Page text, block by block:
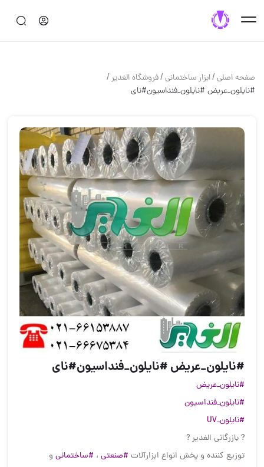
صفحه اصلی/ابزار ساختماني/فروشگاه الغدیر/
#نایلون_عریض #نایلون_فنداسیون#نای
#نایلون_عریض #نایلون_فنداسیون#نای
#نایلون_عریض
#نایلون_فنداسیون
#نایلون_UV
? بازرگانی الغدیر ?
توزیع کننده و پخش انواع ابزارآلات #صنعتی ، #ساختمانی و